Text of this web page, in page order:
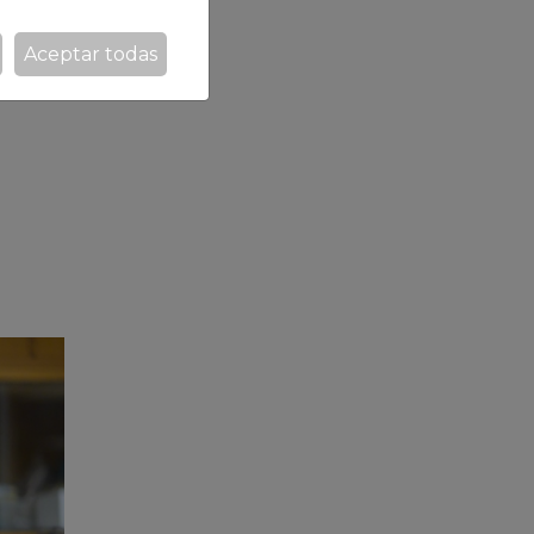
Aceptar todas